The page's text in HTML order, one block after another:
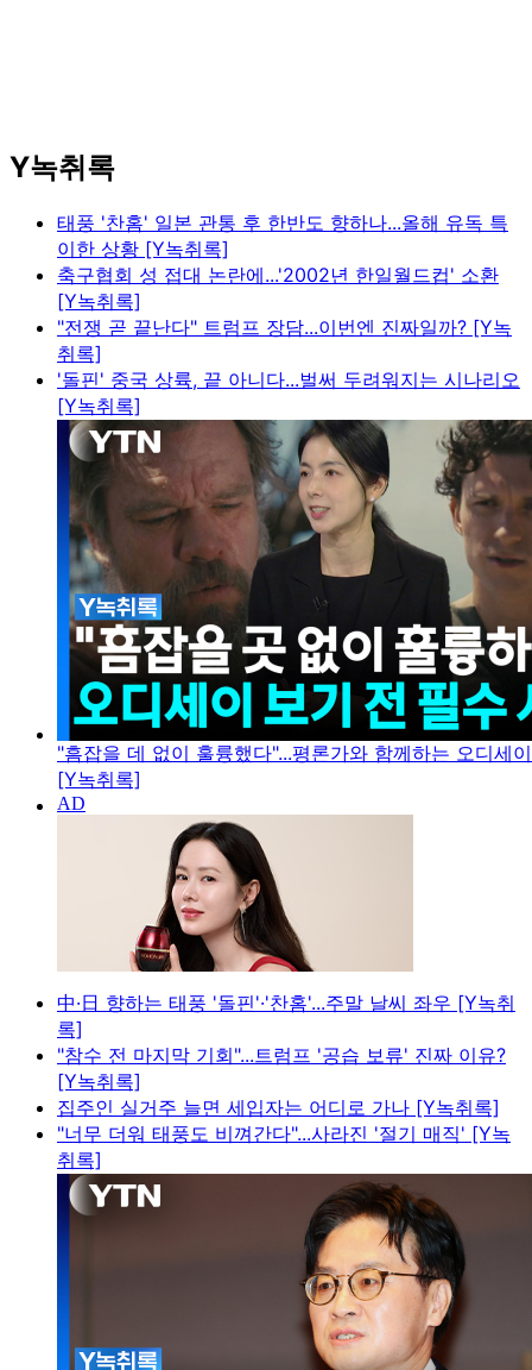
Y녹취록
태풍 '찬홈' 일본 관통 후 한반도 향하나...올해 유독 특
이한 상황 [Y녹취록]
축구협회 성 접대 논란에...'2002년 한일월드컵' 소환
[Y녹취록]
"전쟁 곧 끝난다" 트럼프 장담...이번엔 진짜일까? [Y녹
취록]
'돌핀' 중국 상륙, 끝 아니다...벌써 두려워지는 시나리오
[Y녹취록]
"흠잡을 데 없이 훌륭했다"...평론가와 함께하는 오디세
[Y녹취록]
中·日 향하는 태풍 '돌핀'·'찬홈'...주말 날씨 좌우 [Y녹취
록]
"참수 전 마지막 기회"...트럼프 '공습 보류' 진짜 이유?
[Y녹취록]
집주인 실거주 늘면 세입자는 어디로 가나 [Y녹취록]
"너무 더워 태풍도 비껴간다"...사라진 '절기 매직' [Y녹
취록]